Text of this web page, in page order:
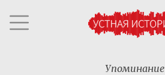
Упоминание